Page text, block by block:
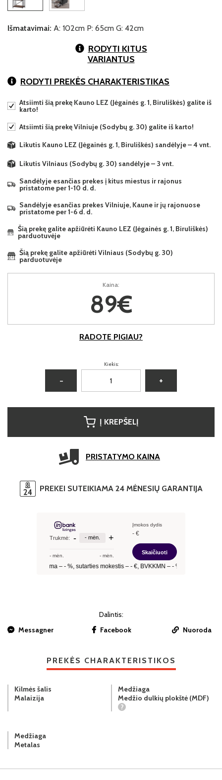
Išmatavimai: A: 102cm P: 65cm G: 42cm
RODYTI KITUS
VARIANTUS
RODYTI PREKĖS CHARAKTERISTIKAS
Atsiimti šią prekę Kauno LEZ (Jėgainės g. 1, Biruliškės) galite iš
karto!
Atsiimti šią prekę Vilniuje (Sodybų g. 30) galite iš karto!
Likutis Kauno LEZ (Jėgainės g. 1, Biruliškės) sandėlyje – 4 vnt.
Likutis Vilniaus (Sodybų g. 30) sandėlyje – 3 vnt.
Sandėlyje esančias prekes į kitus miestus ir rajonus
pristatome per 1-10 d. d.
Sandėlyje esančias prekes Vilniuje, Kaune ir jų rajonuose
pristatome per 1-6 d. d.
Šią prekę galite apžiūrėti Kauno LEZ (Jėgainės g. 1, Biruliškės)
parduotuvėje
Šią prekę galite apžiūrėti Vilniaus (Sodybų g. 30)
parduotuvėje
Kaina:
89€
RADOTE PIGIAU?
Kiekis:
− +
Į KREPŠELĮ
PRISTATYMO KAINA
PREKEI SUTEIKIAMA 24 MĖNESIŲ GARANTIJA
Dalintis:
Messagner
Facebook Nuoroda
PREKĖS CHARAKTERISTIKOS
Kilmės šalis
Malaizija
Medžiaga
Medžio dulkių plokštė (MDF)
?
Medžiaga
Metalas